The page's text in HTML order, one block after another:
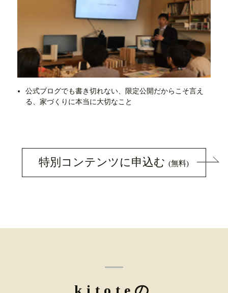
公式ブログでも書き切れない、限定公開だからこそ言え
る、家づくりに本当に大切なこと
特別コンテンツに申込む(無料)